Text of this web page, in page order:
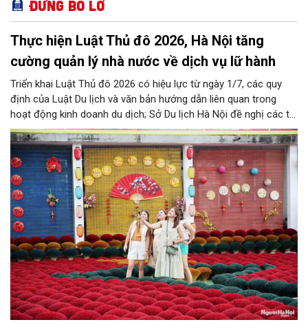
Đừng bỏ lỡ
Thực hiện Luật Thủ đô 2026, Hà Nội tăng
cường quản lý nhà nước về dịch vụ lữ hành
Triển khai Luật Thủ đô 2026 có hiệu lực từ ngày 1/7, các quy
định của Luật Du lịch và văn bản hướng dẫn liên quan trong
hoạt động kinh doanh du dịch; Sở Du lịch Hà Nội đề nghị các tổ
chức, đơn vị, doanh nghiệp kinh doanh dịch vụ lữ hành trên địa
bàn thành phố thực hiện một số nội dung quan trọng. Qua đó
góp phần thực hiện thắng lợi các mục tiêu phát triển du lịch Hà
Nội năm 2026 và giai đoạn tiếp theo.